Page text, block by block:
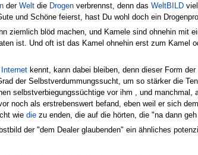
der Welt die Drogen verbrennst, denn das WeltBILD
und Schöne feierst, hast Du wohl doch ein
ziemlich blöd machen, und Kamele sind ohnehin
ist. Und oft ist das Kamel ohnehin erst zum Kamel
Internet kennt, kann dabei bleiben, denn dieser Form
der Selbstverdummungssucht, um so stärker die
selbstverbiegungssüchtige vor ihm , und
noch als erstrebenswert befand, eben weil er sich
wie die zu enden, die auf die hörten, die "na dann
der "dem Dealer glaubenden" ein ähnliches